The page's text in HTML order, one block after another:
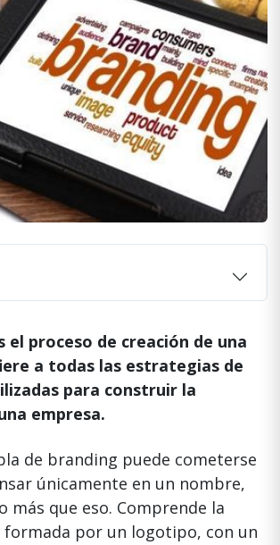
el proceso de creación de una
a todas las estrategias de
para construir la
empresa.
de branding puede cometerse
únicamente en un nombre,
más que eso. Comprende la
por un logotipo, con un